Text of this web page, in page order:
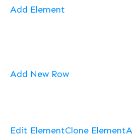
Add Element
Add New Row
Edit ElementClone Element